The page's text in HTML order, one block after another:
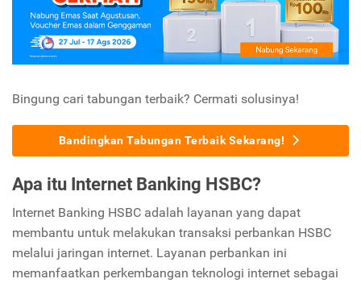
Bingung cari tabungan terbaik? Cermati solusinya!
Bandingkan Tabungan Terbaik Sekarang!
Apa itu Internet Banking HSBC?
Internet Banking HSBC adalah layanan yang dapat
membantu untuk melakukan transaksi perbankan HSBC
melalui jaringan internet. Layanan perbankan ini
memanfaatkan perkembangan teknologi internet sebagai